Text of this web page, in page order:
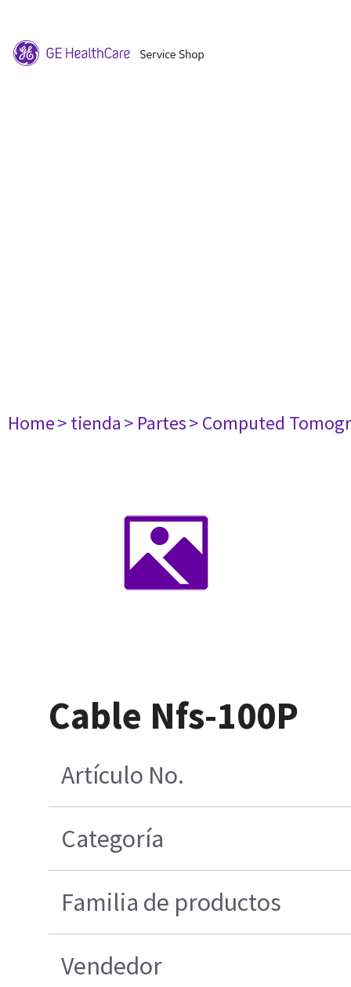
Home> tienda> Partes> Computed
Cable Nfs-100P
Artículo No.
Categoría
Familia de productos
Vendedor